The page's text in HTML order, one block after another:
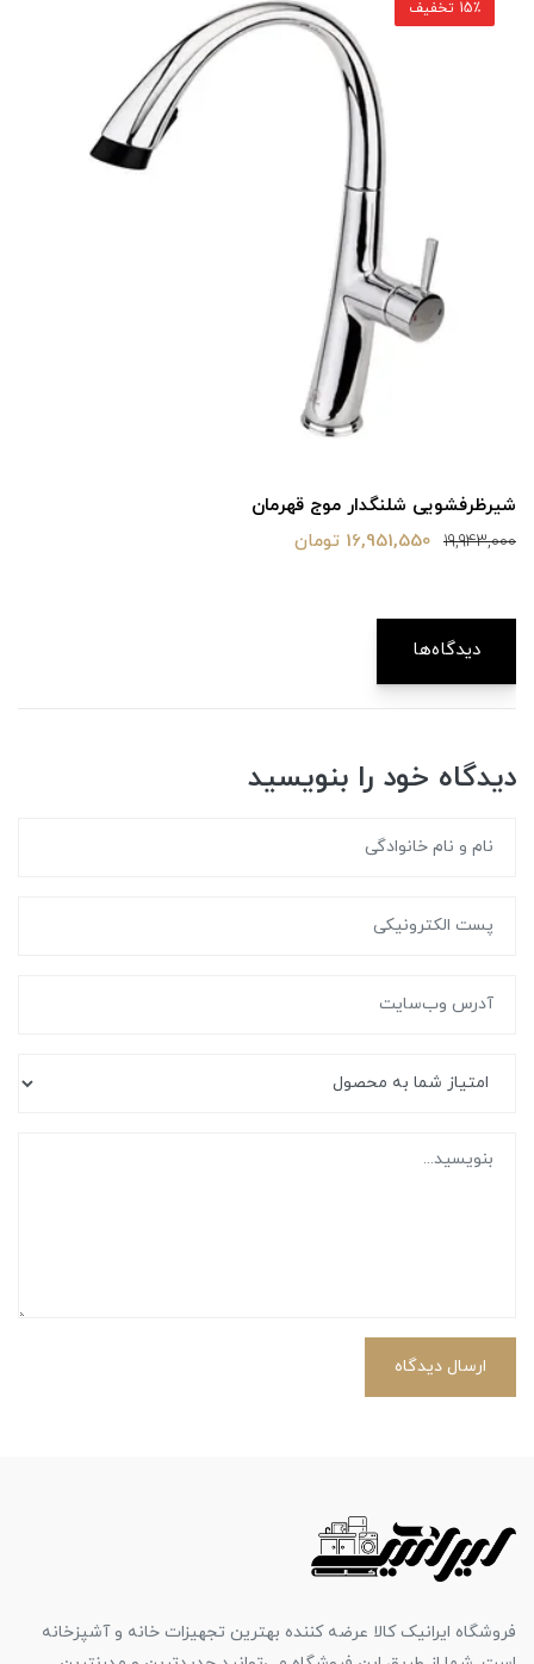
شیرظرفشویی شلنگدار موج قهرمان
19,943,000 16,951,550 تومان
15٪ تخفیف
دیدگاه‌ها
دیدگاه خود را بنویسید
ارسال دیدگاه
فروشگاه ایرانیک کالا عرضه کننده بهترین تجهیزات خانه و آشپزخانه